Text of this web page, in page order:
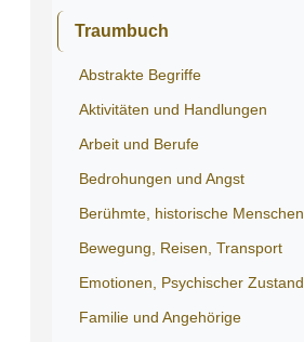
Traumbuch
Abstrakte Begriffe
Aktivitäten und Handlungen
Arbeit und Berufe
Bedrohungen und Angst
Berühmte, historische Menschen
Bewegung, Reisen, Transport
Emotionen, Psychischer Zustand
Familie und Angehörige